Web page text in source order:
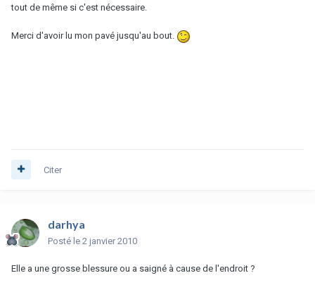
tout de même si c'est nécessaire.
Merci d'avoir lu mon pavé jusqu'au bout.
Citer
darhya
Posté le 2 janvier 2010
Elle a une grosse blessure ou a saigné à cause de l'endroit ?